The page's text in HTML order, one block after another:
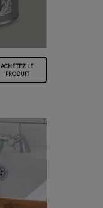
ACHETEZ LE
PRODUIT